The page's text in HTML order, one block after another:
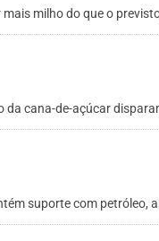
mais milho do que o
da cana-de-açúcar
suporte com petróleo,